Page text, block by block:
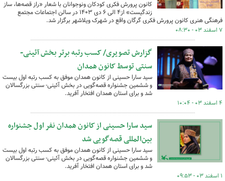
کانون پرورش فکری کودکان ونوجوانان با شعار «راز قصه‌ها، ساز
زندگیست» از۴ الی ۶ دی ۱۴۰۳ در سالن اجتماعات مجتمع
فرهنگی هنری کانون پرورش فکری گرگان واقع در شهرک ویلاشهر برگزار شد.
۷ اسفند ۰۳ - ۰۸:۳۰
گزارش تصویری/ کسب رتبه برتر بخش آئینی-
سنتی توسط کانون همدان
سید سارا حسینی از کانون همدان موفق به کسب رتبه اول بیست
و ششمین جشنواره قصه‌گویی در بخش آئینی- سنتی بزرگسالان
شد و برای استان همدان افتخار آفرید.
۴ اسفند ۰۳ - ۱۰:۰۴
سید سارا حسینی از کانون همدان نفر اول جشنواره
بین‌المللی قصه‌گویی شد
سید سارا حسینی از کانون همدان موفق به کسب رتبه اول بیست
و ششمین جشنواره قصه‌گویی در بخش آئینی- سنتی بزرگسالان
شد و برای استان همدان افتخار آفرید.
۱ اسفند ۰۳ - ۰۹:۵۳